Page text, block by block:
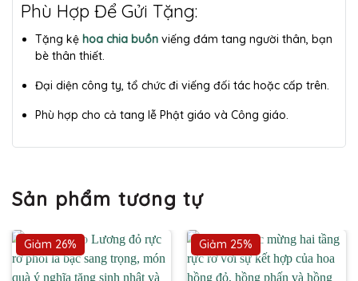
Phù Hợp Để Gửi Tặng:
Tặng kệhoa chia buồn viếng đám tang người thân, bạn
bè thân thiết.
Đại diện công ty, tổ chức đi viếng đối tác hoặc cấp trên.
Phù hợp cho cả tang lễ Phật giáo và Công giáo.
Sản phẩm tương tự
Giảm 26% Giảm 25%